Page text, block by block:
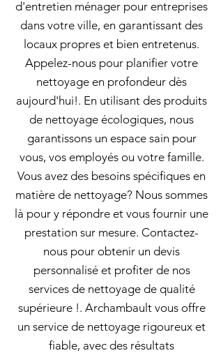
d'entretien ménager pour entreprises
dans votre ville, en garantissant des
locaux propres et bien entretenus.
Appelez-nous pour planifier votre
nettoyage en profondeur dès
aujourd'hui!. En utilisant des produits
de nettoyage écologiques, nous
garantissons un espace sain pour
vous, vos employés ou votre famille.
Vous avez des besoins spécifiques en
matière de nettoyage? Nous sommes
là pour y répondre et vous fournir une
prestation sur mesure. Contactez-
nous pour obtenir un devis
personnalisé et profiter de nos
services de nettoyage de qualité
supérieure !. Archambault vous offre
un service de nettoyage rigoureux et
fiable, avec des résultats